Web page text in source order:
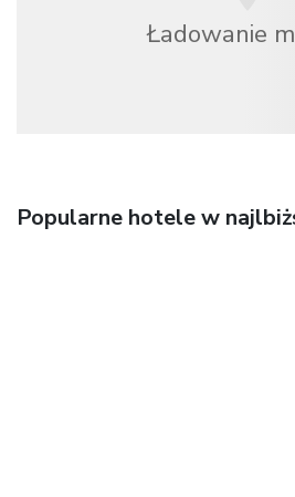
Ładowanie
Popularne hotele w